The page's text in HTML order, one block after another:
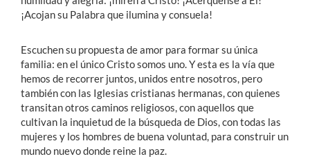
¡Acojan su Palabra que ilumina y consuela!
Escuchen su propuesta de amor para formar su única
familia: en el único Cristo somos uno. Y esta es la vía que
hemos de recorrer juntos, unidos entre nosotros, pero
también con las Iglesias cristianas hermanas, con quienes
transitan otros caminos religiosos, con aquellos que
cultivan la inquietud de la búsqueda de Dios, con todas las
mujeres y los hombres de buena voluntad, para construir un
mundo nuevo donde reine la paz.